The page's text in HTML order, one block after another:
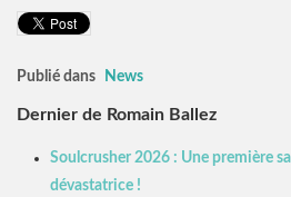
Publié dans News
Dernier de Romain Ballez
Soulcrusher 2026 : Une première
dévastatrice !